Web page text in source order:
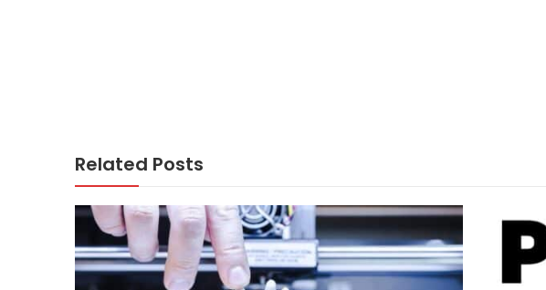
Related Posts